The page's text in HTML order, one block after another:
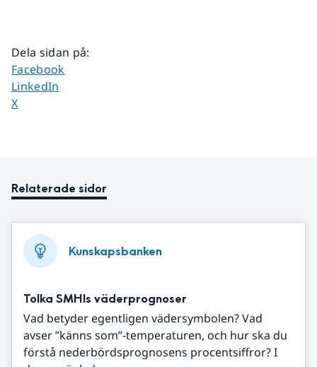
Dela sidan på:
Dela sidan på
Facebook
Dela sidan på
LinkedIn
Dela sidan på
X
Relaterade sidor
Kunskapsbanken
Tolka SMHIs väderprognoser
Vad betyder egentligen vädersymbolen? Vad
avser ”känns som”-temperaturen, och hur ska du
förstå nederbördsprognosens procentsiffror? I